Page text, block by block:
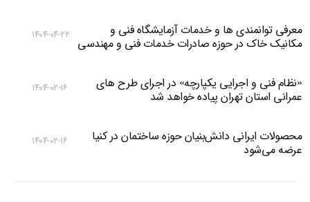
معرفی توانمندی ها و خدمات آزمایشگاه فنی و
مکانیک خاک در حوزه صادرات خدمات فنی و مهندسی
۱۴۰۴-۰۴-۲۲
«نظام فنی و اجرایی یکپارچه» در اجرای طرح های
عمرانی استان تهران پیاده خواهد شد
۱۴۰۴-۰۲-۱۶
محصولات ایرانی دانش‌بنیان‌ حوزه ساختمان در کنیا
عرضه می‌شود
۱۴۰۴-۰۲-۱۶